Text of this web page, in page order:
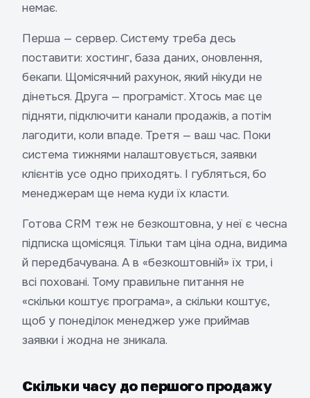
немає.
Перша — сервер. Систему треба десь
поставити: хостинг, база даних, оновлення,
бекапи. Щомісячний рахунок, який нікуди не
дінеться. Друга — програміст. Хтось має це
підняти, підключити канали продажів, а потім
лагодити, коли впаде. Третя — ваш час. Поки
система тижнями налаштовується, заявки
клієнтів усе одно приходять. І губляться, бо
менеджерам ще нема куди їх класти.
Готова CRM теж не безкоштовна, у неї є чесна
підписка щомісяця. Тільки там ціна одна, видима
й передбачувана. А в «безкоштовній» їх три, і
всі поховані. Тому правильне питання не
«скільки коштує програма», а скільки коштує,
щоб у понеділок менеджер уже приймав
заявки і жодна не зникала.
Скільки часу до першого продажу